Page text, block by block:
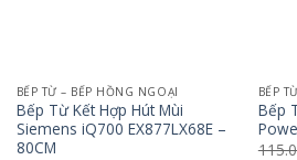
BẾP TỪ – BẾP HỒNG NGOẠI
Bếp Từ Kết Hợp Hút Mùi
Siemens iQ700 EX877LX68E –
80CM
BẾP
Bếp